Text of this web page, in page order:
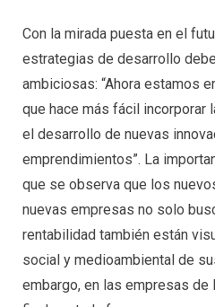
Con la mirada puesta en el
estrategias de desarrollo
ambiciosas: “Ahora estamos
que hace más fácil incorporar
el desarrollo de nuevas
emprendimientos”. La
que se observa que los
nuevas empresas no solo
rentabilidad también están
social y medioambiental de
embargo, en las empresas de